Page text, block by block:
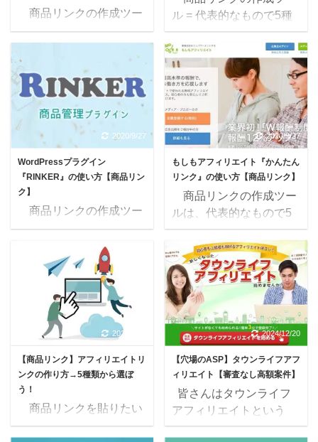
ということ ネットで情
報を発信したいあなた
いるかと思います。 ・
収益化したい（広告、ア
フィリエイト） ...
自分に合ったものを2つ
ほど選びましょう！ 商
レバ・ヨメレバ・トマレ
バ・タベレバ RINKER
Kattene かんたんリンク
（もしもアフィリエイト
...
商品リンクの作成ツー
ル = 代表的なもので5種
るツールは、代表的なも
ので5種類ほどありま
す。 それぞれの特徴
は、【商品リンクを選ぼ
う！】カエレバ・
RINKER・Kattene・かん
たんリンク・MyLinkBox
を参考にして下さい。
ほど選びましょう！ 商
レバ・ヨメレバ・トマレ
バ・タベレバ RINKER
Kattene かんたんリンク
（もしもアフィリエイト
ル = 代表的なもので5種
類 商品リンクを作成す
るツールは、代表的なも
ので5種類ほどありま
す。 それぞれの特徴
は、【商品リンクを選ぼ
う！】カエレバ・
RINKER・Kattene・かん
たんリンク・MyLinkBox
を参考にして下さい。
ほど選びましょう！ 商
品リンク作成ツール カエ
バ・タベレバ RINKER
Kattene かんたんリンク
（もしもアフィリエイト
...
2020/9/27
WordPressプラグイン
『RINKER』の使い方【商品リン
ク】
商品リンクの作成ツー
ル=代表的なもので5種類
商品リンクを作成する
ツールは、代表的なもの
で5種類ほどあります。
5種類全てを使うわけに
はいかないので、【商品
リンクを選ぼう！】カエ
kattene・かんたんリン
ク・MyLinkBox を参考に
自分に合ったものを選び
ましょう！ 商品リン
2020/9/27
もしもアフィリエイト『かんたん
リンク』の使い方【商品リンク】
商品リンクの作成ツー
ルは、代表的なもので5
種類あります。 商品リ
ンクを作成するツール
は、代表的なもので5種
類ほどあります。 5種類
全てを使うわけにはいか
ないので、【商品リンク
を選ぼう！】カエレバ・
RINKER・kattene・かん
たんリンク・MyLinkBox
のを選びましょう！ 商
品リンクを作成する5つ
のツール カエレバ・ヨメ
2020/10/7
【商品リンク】アフィリエイトリ
ンクの作り方→5種類から選ぼ
う！
商品リンクを貼りたい
けど、どのツールがいい
2024/12/20
【穴場のASP】タウンライフアフ
ィリエイト【審査なし高額案件】
皆さんはタウンライフ
アフィリエイトという
ASPをご存知ですか？